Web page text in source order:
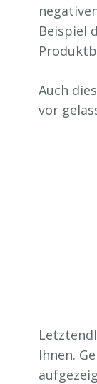
Beispiel
Auch
vor
Ihnen.